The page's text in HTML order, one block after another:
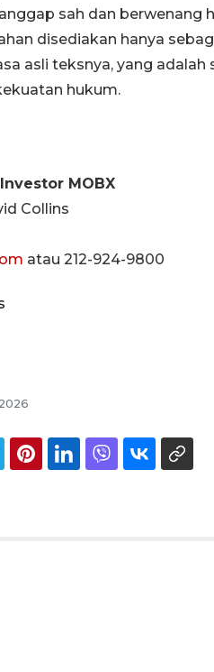
sah dan berwenang
disediakan hanya
asli teksnya, yang
hukum.
MOBX
Collins
atau 212-924-9800
2026